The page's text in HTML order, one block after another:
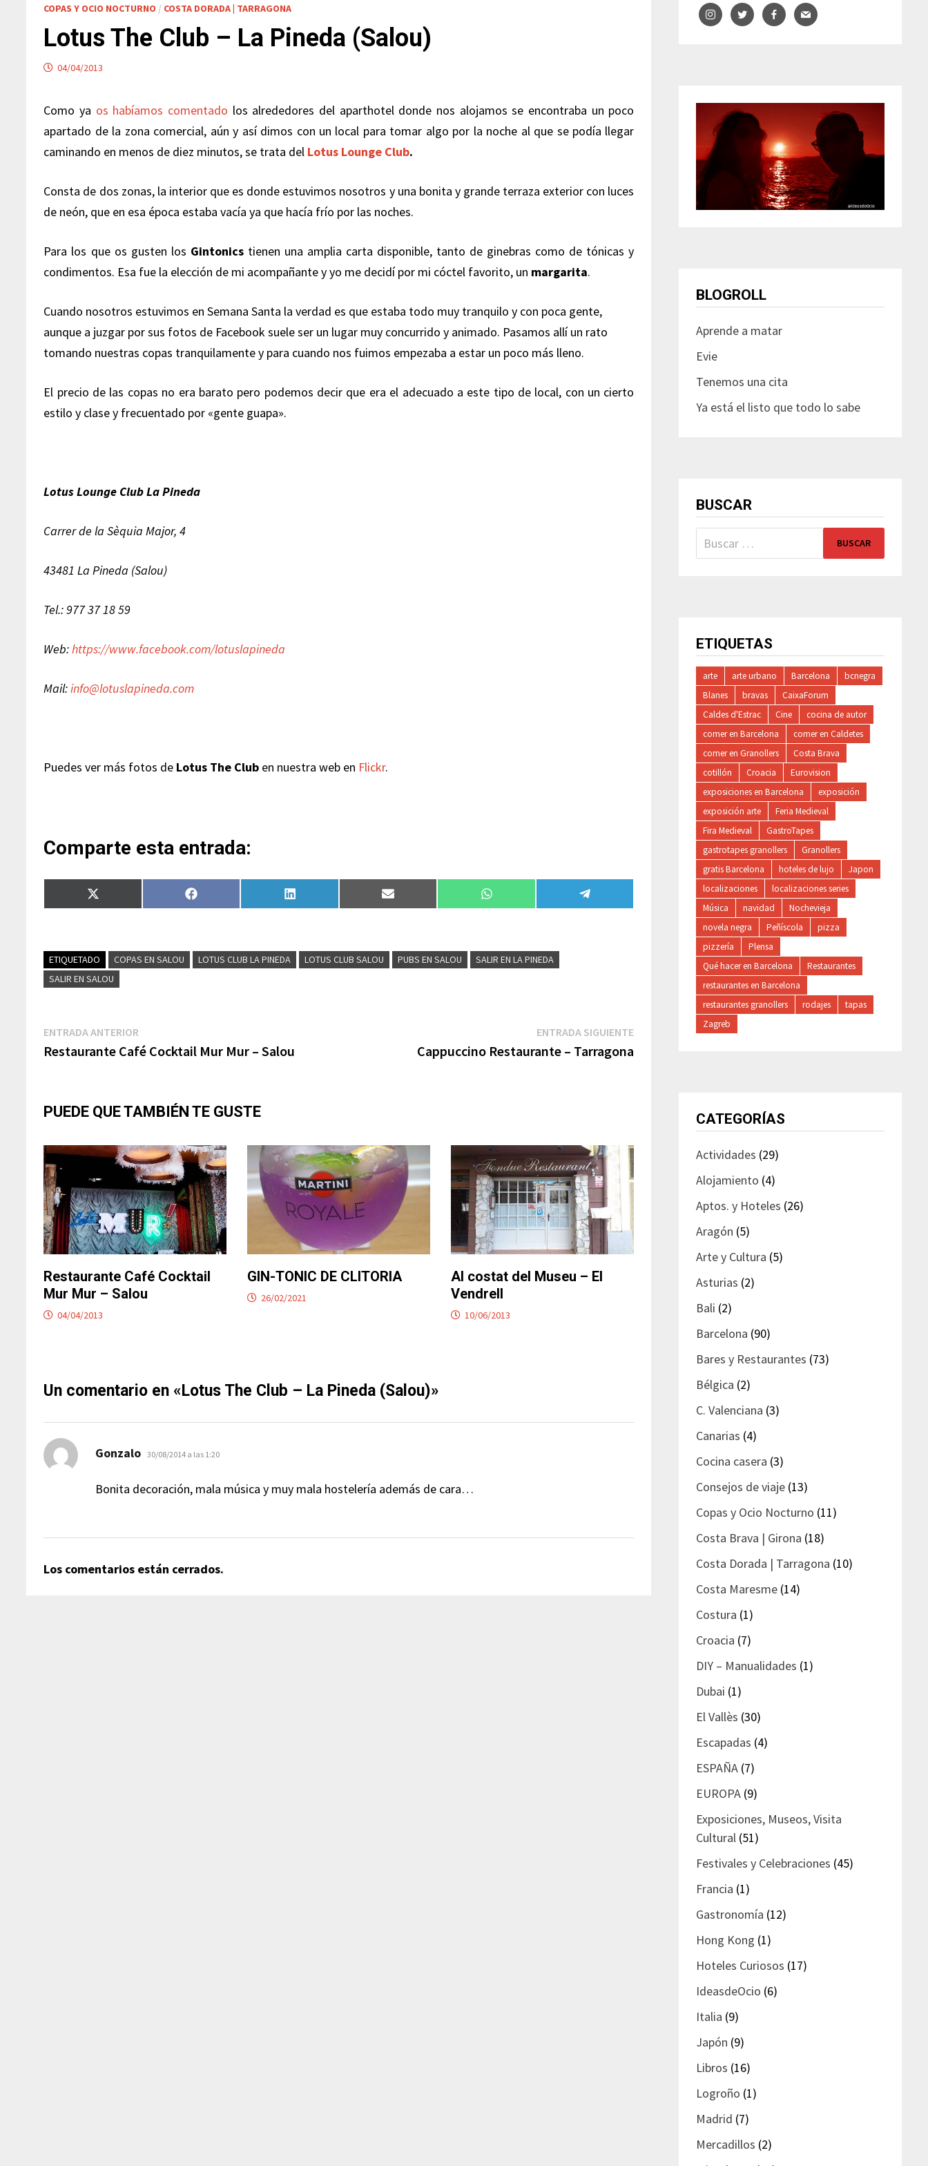
COPAS Y OCIO NOCTURNO / COSTA DORADA | TARRAGONA
Lotus The Club – La Pineda (Salou)
04/04/2013
Como ya os habíamos comentado los alrededores del aparthotel donde nos alojamos se encontraba un poco
apartado de la zona comercial, aún y así dimos con un local para tomar algo por la noche al que se podía llegar
caminando en menos de diez minutos, se trata del Lotus Lounge Club.
Consta de dos zonas, la interior que es donde estuvimos nosotros y una bonita y grande terraza exterior con luces
de neón, que en esa época estaba vacía ya que hacía frío por las noches.
Para los que os gusten los Gintonicstienen una amplia carta disponible, tanto de ginebras como de tónicas y
condimentos. Esa fue la elección de mi acompañante y yo me decidí por mi cóctel favorito, un margarita.
Cuando nosotros estuvimos en Semana Santa la verdad es que estaba todo muy tranquilo y con poca gente,
aunque a juzgar por sus fotos de Facebook suele ser un lugar muy concurrido y animado. Pasamos allí un rato
tomando nuestras copas tranquilamente y para cuando nos fuimos empezaba a estar un poco más lleno.
El precio de las copas no era barato pero podemos decir que era el adecuado a este tipo de local, con un cierto
estilo y clase y frecuentado por «gente guapa».
Lotus Lounge Club La Pineda
Carrer de la Sèquia Major, 4
43481 La Pineda (Salou)
Tel.: 977 37 18 59
Web:https://www.facebook.com/lotuslapineda
Mail:info@lotuslapineda.com
Puedes ver más fotos de Lotus The Club en nuestra web en Flickr.
Comparte esta entrada:
Compartir
en
Compartir
en
Compartir
en
Compartir
en
Compartir
en
Compartir
en
ETIQUETADO COPAS EN SALOU LOTUS CLUB LA PINEDA LOTUS CLUB SALOU PUBS EN SALOU
SALIR EN LA PINEDA
SALIR EN SALOU
Navegación
de
ENTRADA ANTERIOR
anterior:
Restaurante Café Cocktail Mur Mur – Salou
ENTRADA SIGUIENTEEntrada
Cappuccino Restaurante – Tarragona
PUEDE QUE TAMBIÉN TE GUSTE
Restaurante Café Cocktail
Mur Mur – Salou
04/04/2013
GIN-TONIC DE CLITORIA
26/02/2021
Al costat del Museu – El
Vendrell
10/06/2013
Un comentario en «Lotus The Club – La Pineda (Salou)»
Gonzalo dice:
30/08/2014 a las 1:20
Bonita decoración, mala música y muy mala hostelería además de cara…
Los comentarios están cerrados.
BLOGROLL
Aprende a matar
Evie
Tenemos una cita
Ya está el listo que todo lo sabe
BUSCAR
Buscar:
ETIQUETAS
arte arte urbano Barcelona
bcnegra
Blanes
bravas
CaixaForum
Caldes d'Estrac
Cine
cocina de autor
comer en Barcelona
comer en Caldetes
comer en Granollers
Costa Brava
cotillón
Croacia
Eurovision
exposiciones en Barcelona
exposición
exposición arte
Feria Medieval
Fira Medieval
GastroTapes
gastrotapes granollers
Granollers
gratis Barcelona
hoteles de lujo
Japon
localizaciones
localizaciones series
Música
navidad
Nochevieja
novela negra
Peñíscola
pizza
pizzería
Plensa
Qué hacer en Barcelona
Restaurantes
restaurantes en Barcelona
restaurantes granollers
rodajes
tapas
Zagreb
CATEGORÍAS
Actividades (29)
Alojamiento (4)
Aptos. y Hoteles (26)
Aragón (5)
Arte y Cultura (5)
Asturias (2)
Bali (2)
Barcelona (90)
Bares y Restaurantes (73)
Bélgica (2)
C. Valenciana (3)
Canarias (4)
Cocina casera (3)
Consejos de viaje (13)
Copas y Ocio Nocturno (11)
Costa Brava | Girona (18)
Costa Dorada | Tarragona (10)
Costa Maresme (14)
Costura (1)
Croacia (7)
DIY – Manualidades (1)
Dubai (1)
El Vallès (30)
Escapadas (4)
ESPAÑA (7)
EUROPA (9)
Exposiciones, Museos, Visita
Cultural (51)
Festivales y Celebraciones (45)
Francia (1)
Gastronomía (12)
Hong Kong (1)
Hoteles Curiosos (17)
IdeasdeOcio (6)
Italia (9)
Japón (9)
Libros (16)
Logroño (1)
Madrid (7)
Mercadillos (2)